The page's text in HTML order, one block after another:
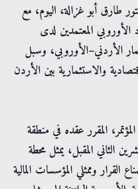
طارق أبو غزالة، اليوم، مع
المعتمدين لدى
الأردني–الأوروبي، وسبل
والاستثمارية بين الأردن
المقرر عقده في منطقة
الثاني المقبل، يمثل محطة
القرار وممثلي المؤسسات المالية